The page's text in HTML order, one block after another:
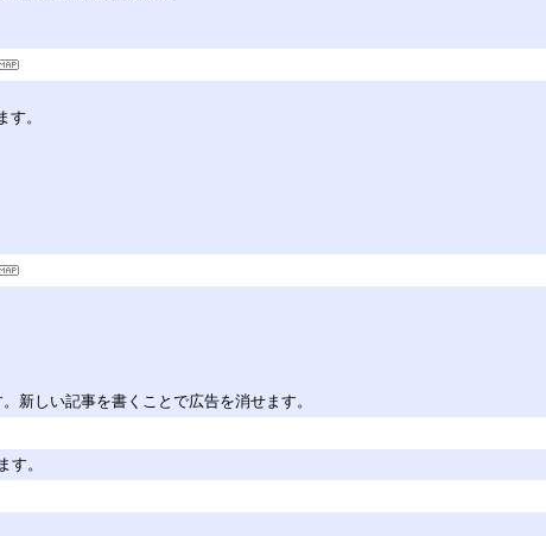
。
新しい記事を書くことで広告を消せます。
す。